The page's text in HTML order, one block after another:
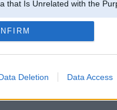
that Is Unrelated with the
Deletion Data Access